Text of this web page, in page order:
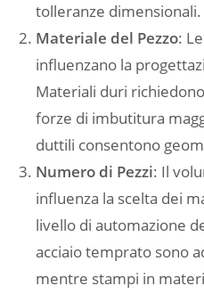
tolleranze dimensionali.
Materiale del Pezzo:
influenzano la
Materiali duri
forze di imbutitura
duttili consentono
Numero di Pezzi: Il
influenza la scelta dei
livello di automazione
acciaio temprato sono
mentre stampi in